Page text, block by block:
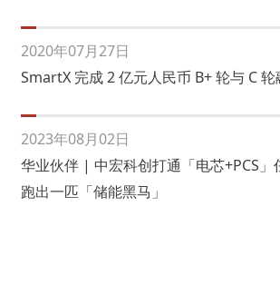
2020年07月27日
SmartX 完成 2 亿元人民币 B+ 轮与 C 轮
2023年08月02日
华业伙伴 | 中宏科创打通「电芯+PCS」
跑出一匹「储能黑马」